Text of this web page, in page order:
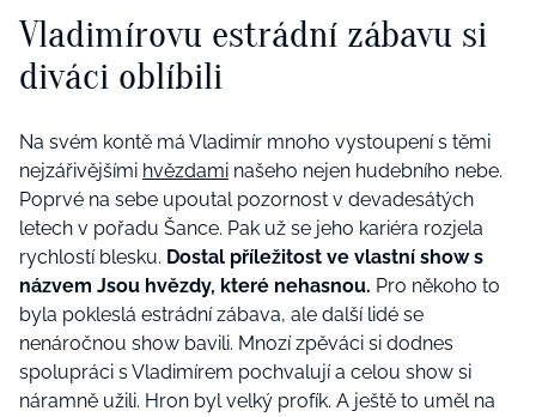
Vladimírovu estrádní zábavu si
diváci oblíbili
Na svém kontě má Vladimír mnoho vystoupení s těmi
nejzářivějšími hvězdami našeho nejen hudebního nebe.
Poprvé na sebe upoutal pozornost v devadesátých
letech v pořadu Šance. Pak už se jeho kariéra rozjela
rychlostí blesku. Dostal příležitost ve vlastní show s
názvem Jsou hvězdy, které nehasnou. Pro někoho to
byla pokleslá estrádní zábava, ale další lidé se
nenáročnou show bavili. Mnozí zpěváci si dodnes
spolupráci s Vladimírem pochvalují a celou show si
náramně užili. Hron byl velký profík. A ještě to uměl na